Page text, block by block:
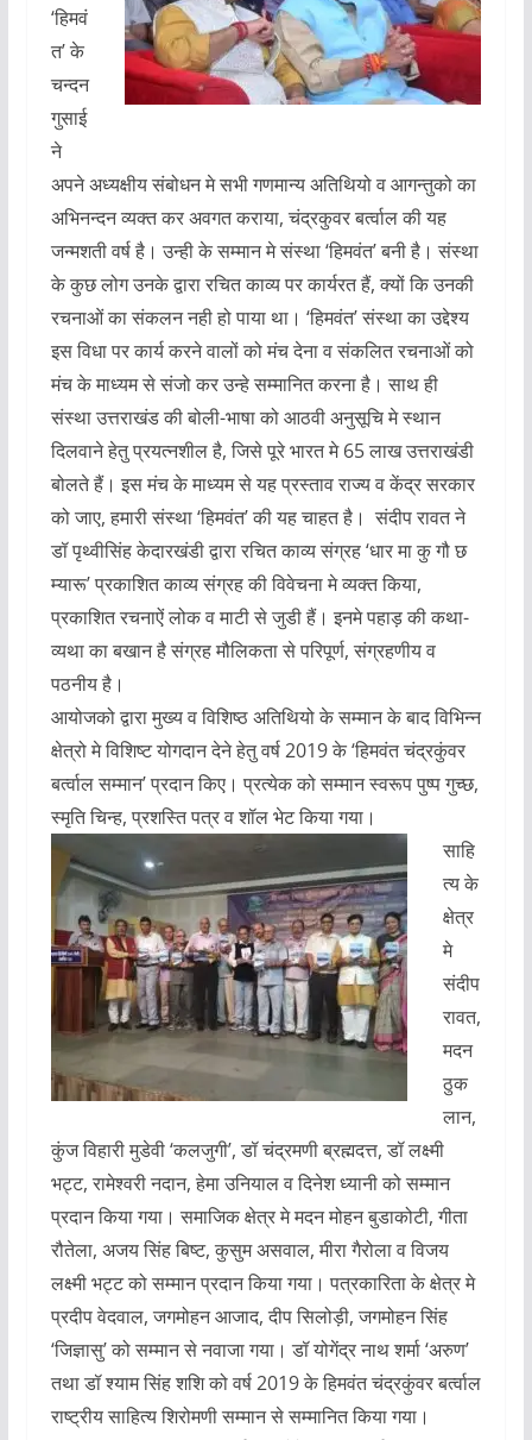
‘हिमवं
त’ के
चन्दन
गुसाई
ने
अपने अध्यक्षीय संबोधन मे सभी गणमान्य अतिथियो व आगन्तुको का
अभिनन्दन व्यक्त कर अवगत कराया, चंद्रकुवर बर्त्वाल की यह
जन्मशती वर्ष है। उन्ही के सम्मान मे संस्था ‘हिमवंत’ बनी है। संस्था
के कुछ लोग उनके द्वारा रचित काव्य पर कार्यरत हैं, क्यों कि उनकी
रचनाओं का संकलन नही हो पाया था। ‘हिमवंत’ संस्था का उद्देश्य
इस विधा पर कार्य करने वालों को मंच देना व संकलित रचनाओं को
मंच के माध्यम से संजो कर उन्हे सम्मानित करना है। साथ ही
संस्था उत्तराखंड की बोली-भाषा को आठवी अनुसूचि मे स्थान
दिलवाने हेतु प्रयत्नशील है, जिसे पूरे भारत मे 65 लाख उत्तराखंडी
बोलते हैं। इस मंच के माध्यम से यह प्रस्ताव राज्य व केंद्र सरकार
को जाए, हमारी संस्था ‘हिमवंत’ की यह चाहत है। संदीप रावत ने
डॉ पृथ्वीसिंह केदारखंडी द्वारा रचित काव्य संग्रह ‘धार मा कु गौ छ
म्यारू’ प्रकाशित काव्य संग्रह की विवेचना मे व्यक्त किया,
प्रकाशित रचनाऐं लोक व माटी से जुडी हैं। इनमे पहाड़ की कथा-
व्यथा का बखान है संग्रह मौलिकता से परिपूर्ण, संग्रहणीय व
पठनीय है।
आयोजको द्वारा मुख्य व विशिष्ठ अतिथियो के सम्मान के बाद विभिन्न
क्षेत्रो मे विशिष्ट योगदान देने हेतु वर्ष 2019 के ‘हिमवंत चंद्रकुंवर
बर्त्वाल सम्मान’ प्रदान किए। प्रत्येक को सम्मान स्वरूप पुष्प गुच्छ,
स्मृति चिन्ह, प्रशस्ति पत्र व शॉल भेट किया गया।
साहि
त्य के
क्षेत्र
मे
संदीप
रावत,
मदन
ठुक
लान,
कुंज विहारी मुडेवी ‘कलजुगी’, डॉ चंद्रमणी ब्रह्मदत्त, डॉ लक्ष्मी
भट्ट, रामेश्वरी नदान, हेमा उनियाल व दिनेश ध्यानी को सम्मान
प्रदान किया गया। समाजिक क्षेत्र मे मदन मोहन बुडाकोटी, गीता
रौतेला, अजय सिंह बिष्ट, कुसुम असवाल, मीरा गैरोला व विजय
लक्ष्मी भट्ट को सम्मान प्रदान किया गया। पत्रकारिता के क्षेत्र मे
प्रदीप वेदवाल, जगमोहन आजाद, दीप सिलोड़ी, जगमोहन सिंह
‘जिज्ञासु’ को सम्मान से नवाजा गया। डॉ योगेंद्र नाथ शर्मा ‘अरुण’
तथा डॉ श्याम सिंह शशि को वर्ष 2019 के हिमवंत चंद्रकुंवर बर्त्वाल
राष्ट्रीय साहित्य शिरोमणी सम्मान से सम्मानित किया गया।